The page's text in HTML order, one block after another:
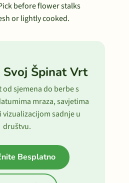
before flower stalks
or lightly cooked.
Špinat Vrt
sjemena do berbe s
mraza, savjetima
vizualizacijom sadnje u
društvu.
Besplatno